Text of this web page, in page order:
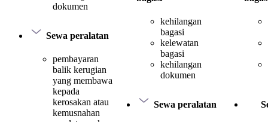
dokumen
Sewa peralatan
pembayaran
balik kerugian
yang membawa
kepada
kerosakan atau
kemusnahan
kehilangan
bagasi
kelewatan
bagasi
kehilangan
dokumen
Sewa peralatan